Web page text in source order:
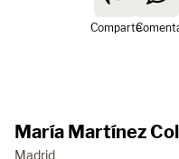
Comparte
María Martínez
Madrid